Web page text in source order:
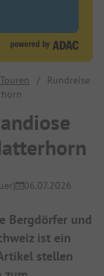
/
Rundreise
06.07.2026
Bergdörfer und
ist ein
stellen